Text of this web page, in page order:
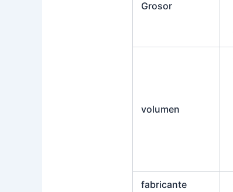
Grosor
volumen
fabricante